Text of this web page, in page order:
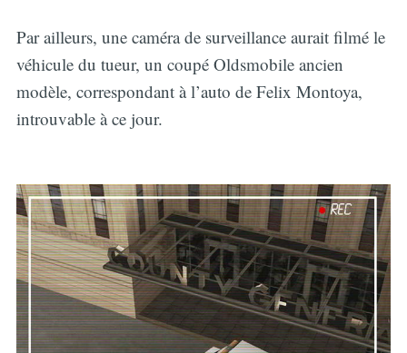
Par ailleurs, une caméra de surveillance aurait filmé le
véhicule du tueur, un coupé Oldsmobile ancien
modèle, correspondant à l’auto de Felix Montoya,
introuvable à ce jour.